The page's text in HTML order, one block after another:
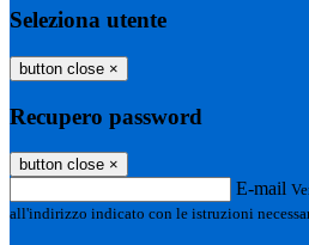
Seleziona utente
button close ×
Recupero password
button close ×
E-mail
all'indirizzo indicato con le istruzioni